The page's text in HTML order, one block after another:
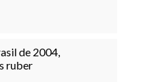
de 2004,
ruber